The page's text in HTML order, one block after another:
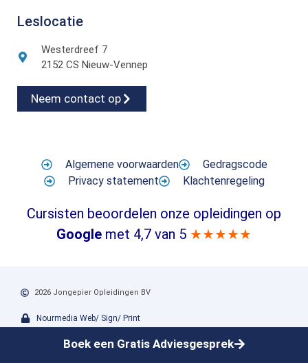
Boek een Gratis Adviesgesprek
Leslocatie
Westerdreef 7
2152 CS Nieuw-Vennep
Neem contact op
Algemene voorwaarden
Gedragscode
Privacy statement
Klachtenregeling
Cursisten beoordelen onze opleidingen op
Google met 4,7 van 5 ★★★★★
2026 Jongepier Opleidingen BV
Nourmedia Web/ Sign/ Print
Jongepier Opleidingen